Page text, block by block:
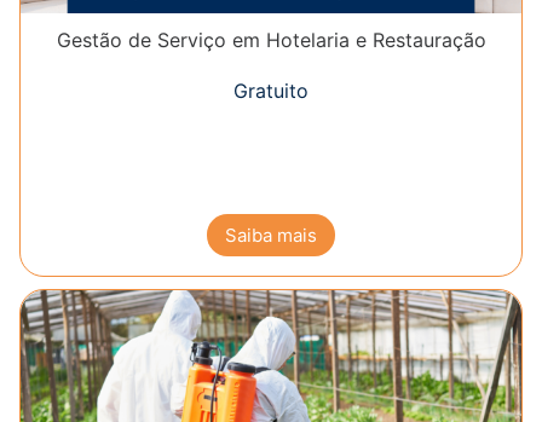
Gestão de Serviço em Hotelaria e Restauração
Gratuito
Saiba mais